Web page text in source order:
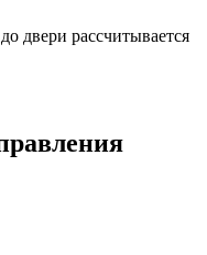
двери рассчитывается